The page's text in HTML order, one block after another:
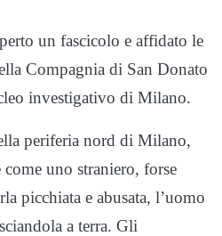
un fascicolo e affidato le
Compagnia di San Donato
investigativo di Milano.
periferia nord di Milano,
come uno straniero, forse
picchiata e abusata, l’uomo
a terra. Gli